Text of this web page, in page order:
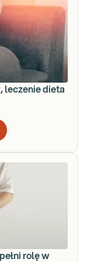
leczenie dieta
rolę w